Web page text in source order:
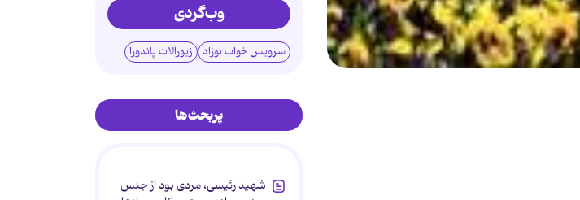
وب‌گردی
سرویس خواب نوزاد زیورآلات پاندورا
پربحث‌ها
شهید رئیسی، مردی بود از جنس